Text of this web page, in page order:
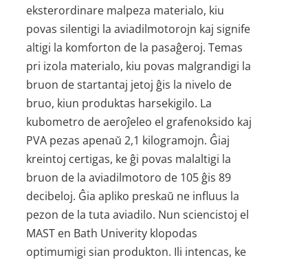
eksterordinare malpeza materialo, kiu
povas silentigi la aviadilmotorojn kaj signife
altigi la komforton de la pasaĝeroj. Temas
pri izola materialo, kiu povas malgrandigi la
bruon de startantaj jetoj ĝis la nivelo de
bruo, kiun produktas harsekigilo. La
kubometro de aeroĵeleo el grafenoksido kaj
PVA pezas apenaŭ 2,1 kilogramojn. Ĝiaj
kreintoj certigas, ke ĝi povas malaltigi la
bruon de la aviadilmotoro de 105 ĝis 89
decibeloj. Ĝia apliko preskaŭ ne influus la
pezon de la tuta aviadilo. Nun sciencistoj el
MAST en Bath Univerity klopodas
optimumigi sian produkton. Ili intencas, ke